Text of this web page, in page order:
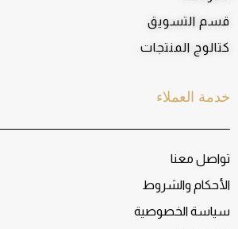
خدمة العملاء
تواصل معنا
الأحكام والشروط
سياسة الخصوصية
قسم التسويق
كتالوج المنتجات